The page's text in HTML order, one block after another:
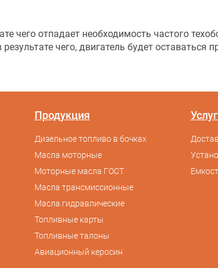
чего отпадает необходимость частого
чего, двигатель будет оставаться
Продукция
Дизельное топливо в бочках
Масла моторные
Моторные масла ГОСТ
Масла трансмиссионные
Масла гидравлические
Топливные карты
Топливные талоны
Авиационный керосин